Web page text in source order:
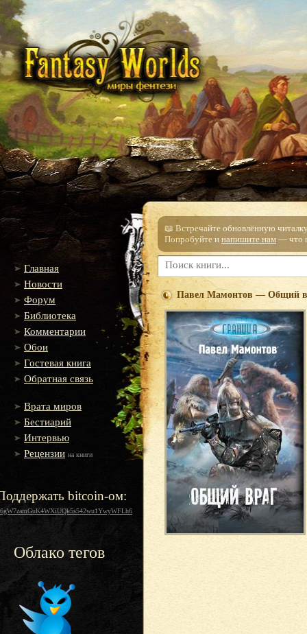
Главная
Новости
Форум
Библиотека
Комментарии
Обои
Гостевая книга
Обратная связь
Врата миров
Бестиарий
Интервью
Рецензии на книги
bitcoin-ом:
Облако тегов
📖 Встречайте обновлённую
Попробуйте и напишите нам — что
Павел Мамонтов — Общий